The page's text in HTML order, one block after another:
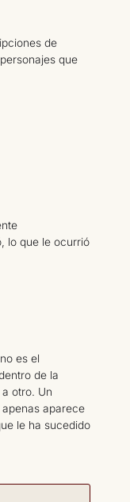
de
que
lo que le ocurrió
es el
de la
otro. Un
aparece
le ha sucedido